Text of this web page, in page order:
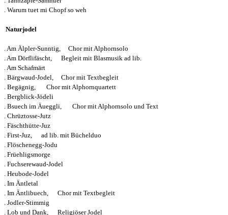
. Warum tuet mi Chopf so weh
Naturjodel
. Am Älpler-Sunntig, Chor mit Alphornsolo
. Am Dörflifäscht, Begleit mit Blasmusik ad lib.
. Am Schafmärt
. Bärgwaud-Jodel, Chor mit Textbegleit
. Begägnig, Chor mit Alphornquartett
. Bergblick-Jödeli
. Bsuech im Äueggli, Chor mit Alphornsolo und Text
. Chrüztosse-Jutz
. Fäschthütte-Juz
. First-Juz, ad lib. mit Büchelduo
. Flöschenegg-Jodu
. Früehligsmorge
. Fuchserewaud-Jodel
. Heubode-Jodel
. Im Äntletal
. Im Äntlibuech, Chor mit Textbegleit
. Jodler-Stimmig
. Lob und Dank, Religiöser Jodel